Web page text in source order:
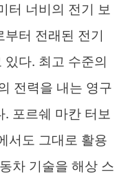
터 너비의 전기 보
부터 전래된 전기
다. 최고 수준의
전력을 내는 영구
포르쉐 마칸 터보
서도 그대로 활용
차 기술을 해상 스